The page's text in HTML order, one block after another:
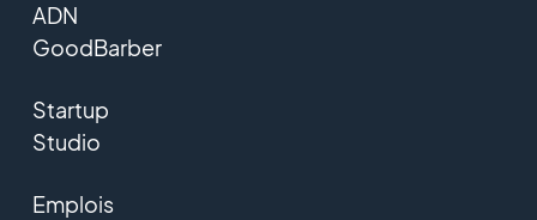
ADN
GoodBarber
Startup
Studio
Emplois